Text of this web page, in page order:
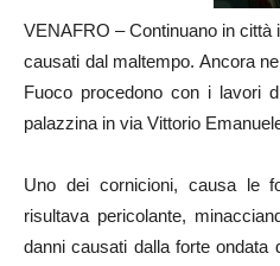
VENAFRO – Continuano in città
causati dal maltempo. Ancora
Fuoco procedono con i lavori
palazzina in via Vittorio
Uno dei cornicioni, causa le
risultava pericolante,
danni causati dalla forte ondata